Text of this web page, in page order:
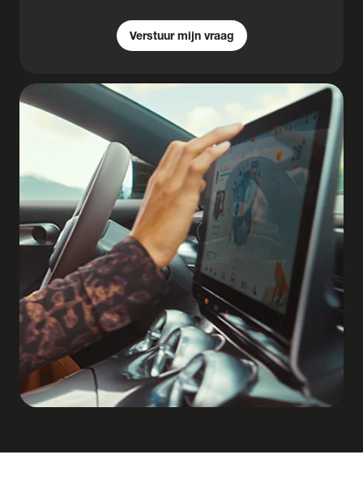
Verstuur mijn vraag